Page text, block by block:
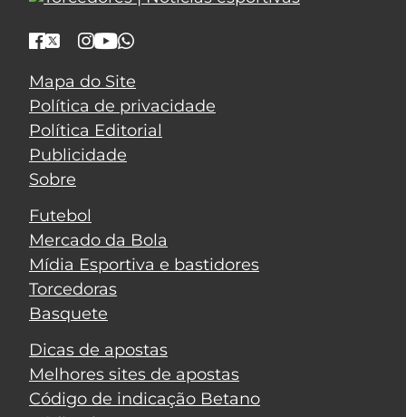
Mapa do Site
Política de privacidade
Política Editorial
Publicidade
Sobre
Futebol
Mercado da Bola
Mídia Esportiva e bastidores
Torcedoras
Basquete
Dicas de apostas
Melhores sites de apostas
Código de indicação Betano